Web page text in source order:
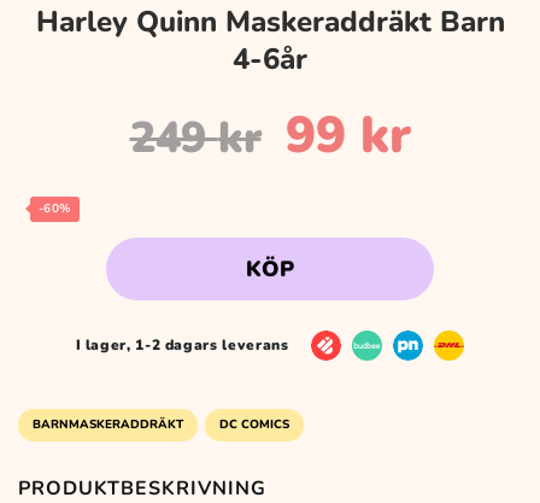
Harley Quinn Maskeraddräkt Barn
4-6år
249kr Det
priset
var:
249 kr.
99 krDet
är:
-60%
KÖP
I lager, 1-2 dagars leverans
BARNMASKERADDRÄKT DC COMICS
PRODUKTBESKRIVNING